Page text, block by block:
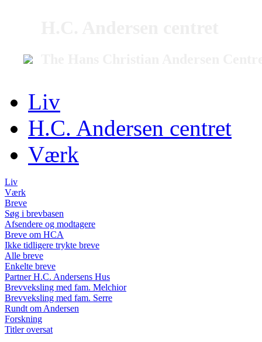
Liv
H.C. Andersen centret
Værk
Liv
Værk
Breve
Søg i brevbasen
Afsendere og modtagere
Breve om HCA
Ikke tidligere trykte breve
Alle breve
Enkelte breve
Partner H.C. Andersens Hus
Brevveksling med fam. Melchior
Brevveksling med fam. Serre
Rundt om Andersen
Forskning
Titler oversat